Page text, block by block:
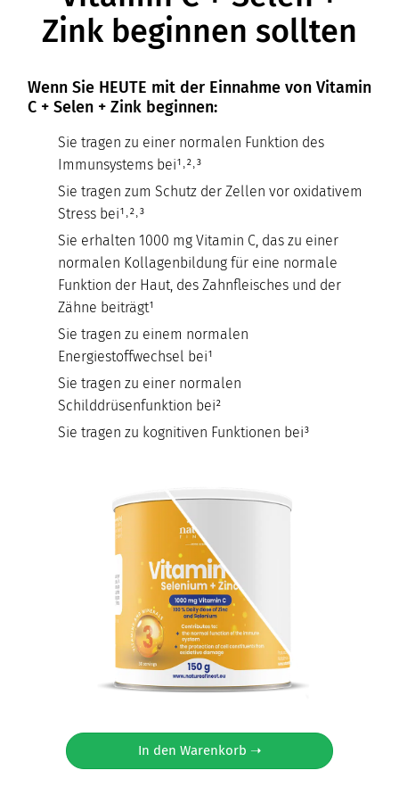
Zink beginnen sollten
Wenn Sie HEUTE mit der Einnahme von Vitamin
C + Selen + Zink beginnen:
Sie tragen zu einer normalen Funktion des
Immunsystems bei¹˒²˒³
Sie tragen zum Schutz der Zellen vor oxidativem
Stress bei¹˒²˒³
Sie erhalten 1000 mg Vitamin C, das zu einer
normalen Kollagenbildung für eine normale
Funktion der Haut, des Zahnfleisches und der
Zähne beiträgt¹
Sie tragen zu einem normalen
Energiestoffwechsel bei¹
Sie tragen zu einer normalen
Schilddrüsenfunktion bei²
Sie tragen zu kognitiven Funktionen bei³
In den Warenkorb ➝